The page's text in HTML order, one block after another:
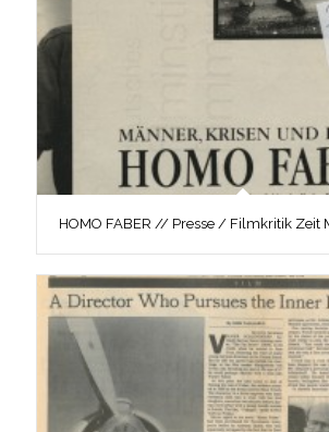
HOMO FABER // Presse / Filmkritik Zeit